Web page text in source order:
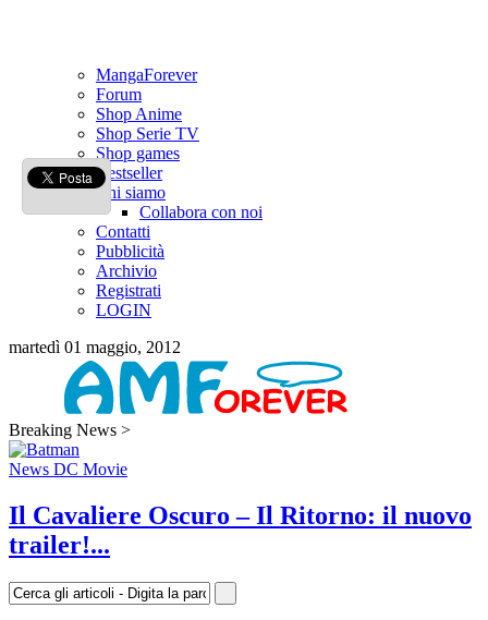
MangaForever
Forum
Shop Anime
Shop Serie TV
Shop games
Bestseller
Chi siamo
Collabora con noi
Contatti
Pubblicità
Archivio
Registrati
LOGIN
martedì 01 maggio, 2012
Breaking News >
News DC Movie
Il Cavaliere Oscuro – Il Ritorno: il nuovo
trailer!...